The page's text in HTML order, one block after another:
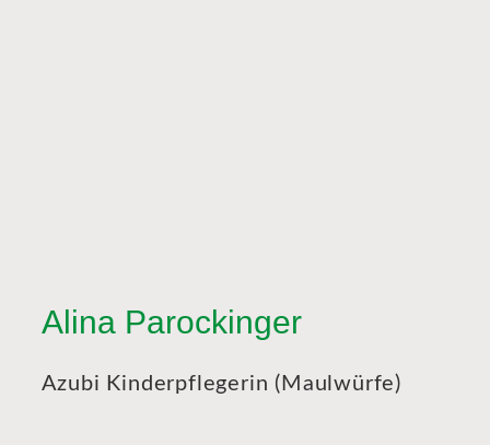
Alina Parockinger
Azubi Kinderpflegerin (Maulwürfe)